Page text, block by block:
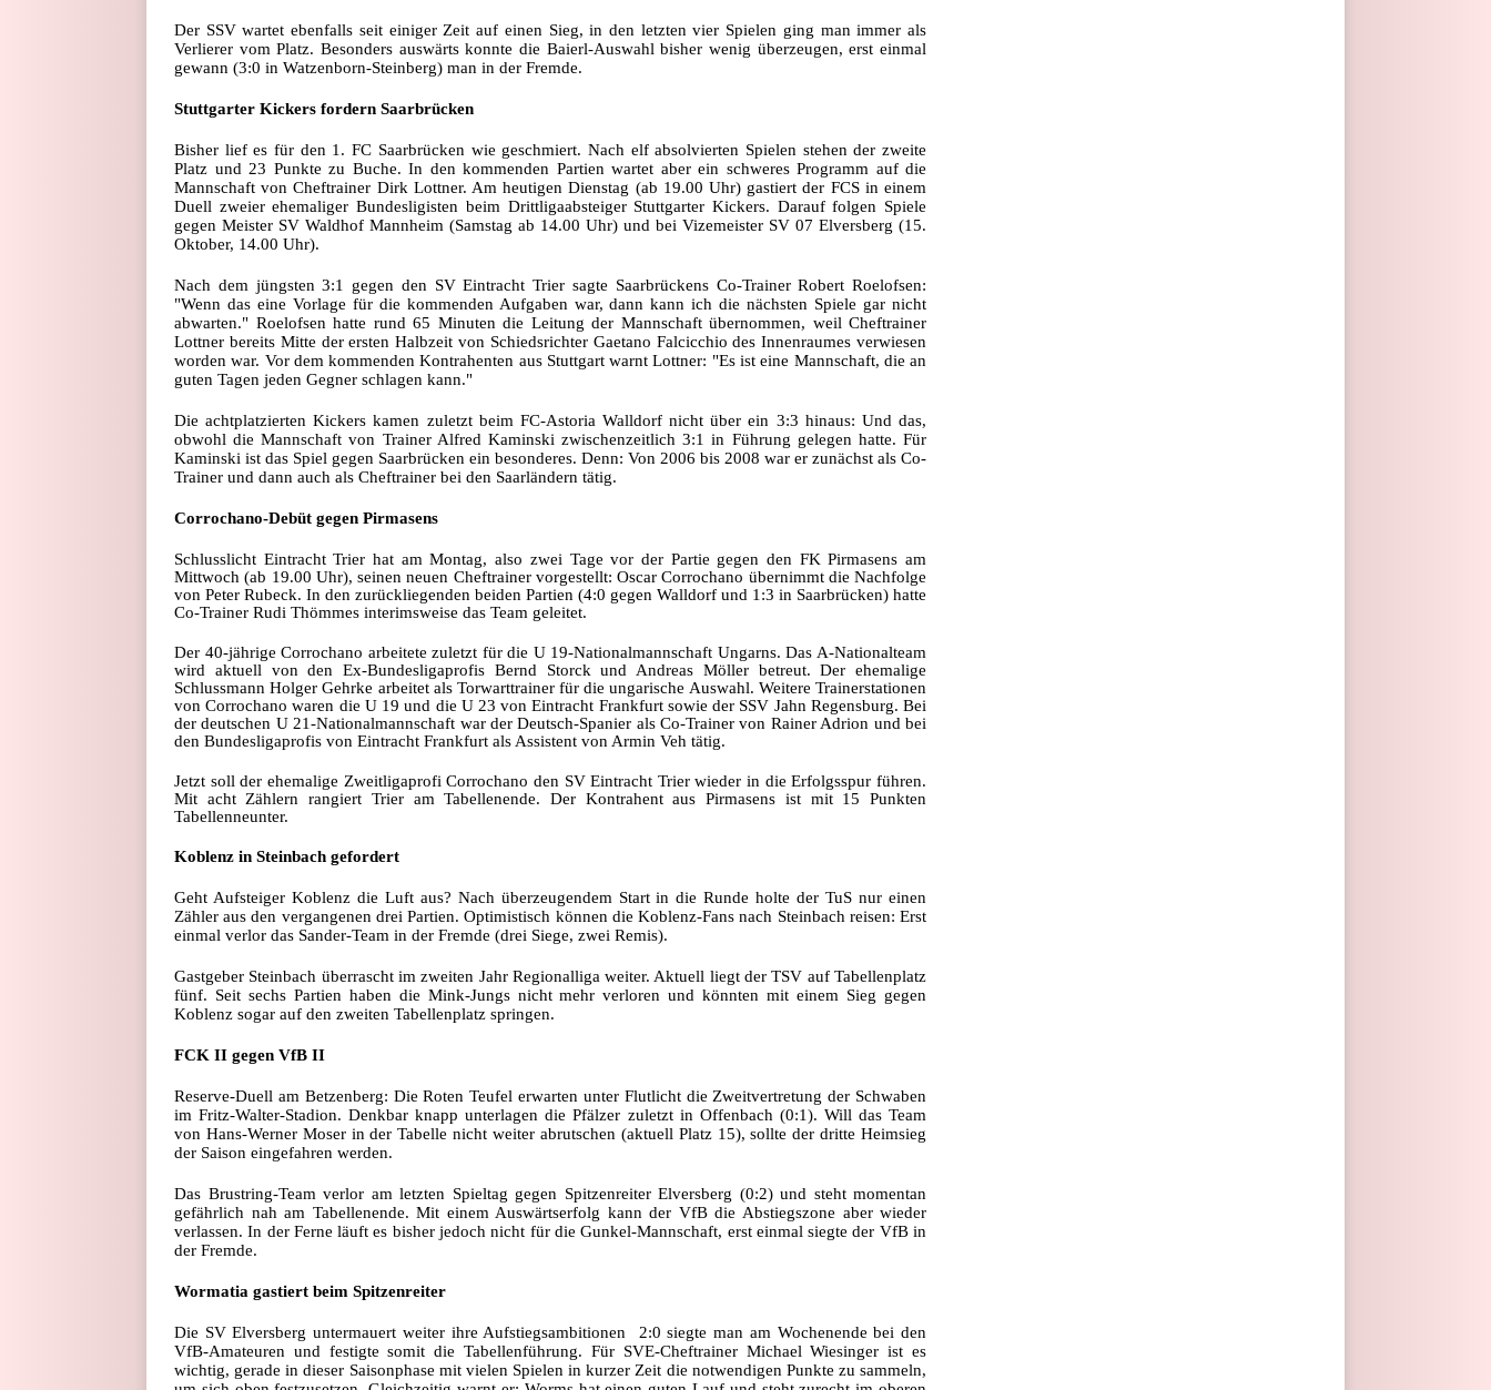
Der SSV wartet ebenfalls seit einiger Zeit auf einen Sieg, in den letzten vier Spielen ging man immer als
Verlierer vom Platz. Besonders auswärts konnte die Baierl-Auswahl bisher wenig überzeugen, erst einmal
gewann (3:0 in Watzenborn-Steinberg) man in der Fremde.
Stuttgarter Kickers fordern Saarbrücken
Bisher lief es für den 1. FC Saarbrücken wie geschmiert. Nach elf absolvierten Spielen stehen der zweite
Platz und 23 Punkte zu Buche. In den kommenden Partien wartet aber ein schweres Programm auf die
Mannschaft von Cheftrainer Dirk Lottner. Am heutigen Dienstag (ab 19.00 Uhr) gastiert der FCS in einem
Duell zweier ehemaliger Bundesligisten beim Drittligaabsteiger Stuttgarter Kickers. Darauf folgen Spiele
gegen Meister SV Waldhof Mannheim (Samstag ab 14.00 Uhr) und bei Vizemeister SV 07 Elversberg (15.
Oktober, 14.00 Uhr).
Nach dem jüngsten 3:1 gegen den SV Eintracht Trier sagte Saarbrückens Co-Trainer Robert Roelofsen:
"Wenn das eine Vorlage für die kommenden Aufgaben war, dann kann ich die nächsten Spiele gar nicht
abwarten." Roelofsen hatte rund 65 Minuten die Leitung der Mannschaft übernommen, weil Cheftrainer
Lottner bereits Mitte der ersten Halbzeit von Schiedsrichter Gaetano Falcicchio des Innenraumes verwiesen
worden war. Vor dem kommenden Kontrahenten aus Stuttgart warnt Lottner: "Es ist eine Mannschaft, die an
guten Tagen jeden Gegner schlagen kann."
Die achtplatzierten Kickers kamen zuletzt beim FC-Astoria Walldorf nicht über ein 3:3 hinaus: Und das,
obwohl die Mannschaft von Trainer Alfred Kaminski zwischenzeitlich 3:1 in Führung gelegen hatte. Für
Kaminski ist das Spiel gegen Saarbrücken ein besonderes. Denn: Von 2006 bis 2008 war er zunächst als Co-
Trainer und dann auch als Cheftrainer bei den Saarländern tätig.
Corrochano-Debüt gegen Pirmasens
Schlusslicht Eintracht Trier hat am Montag, also zwei Tage vor der Partie gegen den FK Pirmasens am
Mittwoch (ab 19.00 Uhr), seinen neuen Cheftrainer vorgestellt: Oscar Corrochano übernimmt die Nachfolge
von Peter Rubeck. In den zurückliegenden beiden Partien (4:0 gegen Walldorf und 1:3 in Saarbrücken) hatte
Co-Trainer Rudi Thömmes interimsweise das Team geleitet.
Der 40-jährige Corrochano arbeitete zuletzt für die U 19-Nationalmannschaft Ungarns. Das A-Nationalteam
wird aktuell von den Ex-Bundesligaprofis Bernd Storck und Andreas Möller betreut. Der ehemalige
Schlussmann Holger Gehrke arbeitet als Torwarttrainer für die ungarische Auswahl. Weitere Trainerstationen
von Corrochano waren die U 19 und die U 23 von Eintracht Frankfurt sowie der SSV Jahn Regensburg. Bei
der deutschen U 21-Nationalmannschaft war der Deutsch-Spanier als Co-Trainer von Rainer Adrion und bei
den Bundesligaprofis von Eintracht Frankfurt als Assistent von Armin Veh tätig.
Jetzt soll der ehemalige Zweitligaprofi Corrochano den SV Eintracht Trier wieder in die Erfolgsspur führen.
Mit acht Zählern rangiert Trier am Tabellenende. Der Kontrahent aus Pirmasens ist mit 15 Punkten
Tabellenneunter.
Koblenz in Steinbach gefordert
Geht Aufsteiger Koblenz die Luft aus? Nach überzeugendem Start in die Runde holte der TuS nur einen
Zähler aus den vergangenen drei Partien. Optimistisch können die Koblenz-Fans nach Steinbach reisen: Erst
einmal verlor das Sander-Team in der Fremde (drei Siege, zwei Remis).
Gastgeber Steinbach überrascht im zweiten Jahr Regionalliga weiter. Aktuell liegt der TSV auf Tabellenplatz
fünf. Seit sechs Partien haben die Mink-Jungs nicht mehr verloren und könnten mit einem Sieg gegen
Koblenz sogar auf den zweiten Tabellenplatz springen.
FCK II gegen VfB II
Reserve-Duell am Betzenberg: Die Roten Teufel erwarten unter Flutlicht die Zweitvertretung der Schwaben
im Fritz-Walter-Stadion. Denkbar knapp unterlagen die Pfälzer zuletzt in Offenbach (0:1). Will das Team
von Hans-Werner Moser in der Tabelle nicht weiter abrutschen (aktuell Platz 15), sollte der dritte Heimsieg
der Saison eingefahren werden.
Das Brustring-Team verlor am letzten Spieltag gegen Spitzenreiter Elversberg (0:2) und steht momentan
gefährlich nah am Tabellenende. Mit einem Auswärtserfolg kann der VfB die Abstiegszone aber wieder
verlassen. In der Ferne läuft es bisher jedoch nicht für die Gunkel-Mannschaft, erst einmal siegte der VfB in
der Fremde.
Wormatia gastiert beim Spitzenreiter
Die SV Elversberg untermauert weiter ihre Aufstiegsambitionen  2:0 siegte man am Wochenende bei den
VfB-Amateuren und festigte somit die Tabellenführung. Für SVE-Cheftrainer Michael Wiesinger ist es
wichtig, gerade in dieser Saisonphase mit vielen Spielen in kurzer Zeit die notwendigen Punkte zu sammeln,